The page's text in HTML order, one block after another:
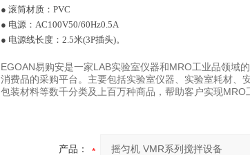
● 滚筒材质：PVC
● 电源：AC100V50/60Hz0.5A
● 电源线长度：2.5米(3P插头)。
EGOAN易购安是一家LAB实验室仪器和MRO工业品领域
消费品的采购平台。主要包括实验室仪器、实验室耗材、
包装材料等数千分类及上百万种商品，帮助客户实现MRO
产品：